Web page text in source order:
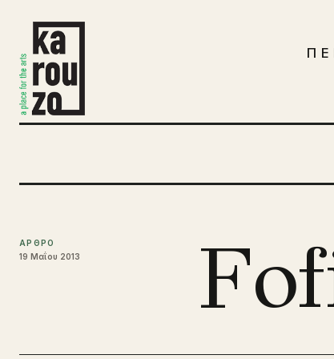
ΑΡΘΡΟ
19 Μαΐου 2013